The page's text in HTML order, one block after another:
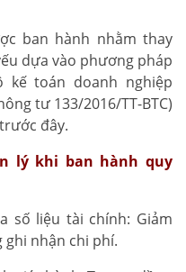
ban hành nhằm thay
dựa vào phương pháp
toán doanh nghiệp
tư 133/2016/TT-BTC)
đây.
lý khi ban hành quy
số liệu tài chính: Giảm
ghi nhận chi phí.